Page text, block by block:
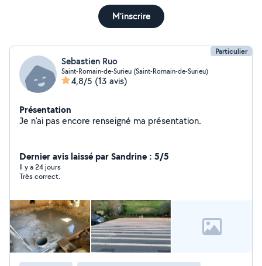
M'inscrire
Particulier
Sebastien Ruo
Saint-Romain-de-Surieu (Saint-Romain-de-Surieu)
4,8/5 (13 avis)
Présentation
Je n'ai pas encore renseigné ma présentation.
Dernier avis laissé par Sandrine : 5/5
Il y a 24 jours
Très correct.